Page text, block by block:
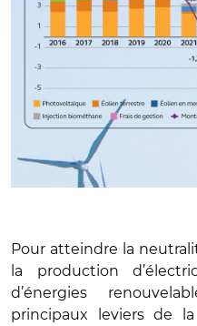
Pour atteindre la
la production
d’énergies
principaux leviers de